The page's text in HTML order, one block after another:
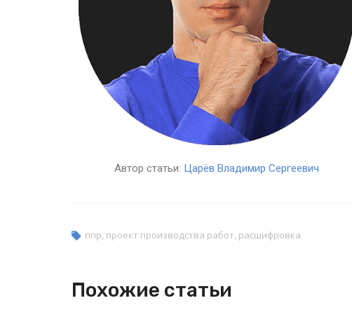
Автор статьи: Царёв Владимир Сергеевич
ппр проект производства работ расшифровка
Похожие статьи